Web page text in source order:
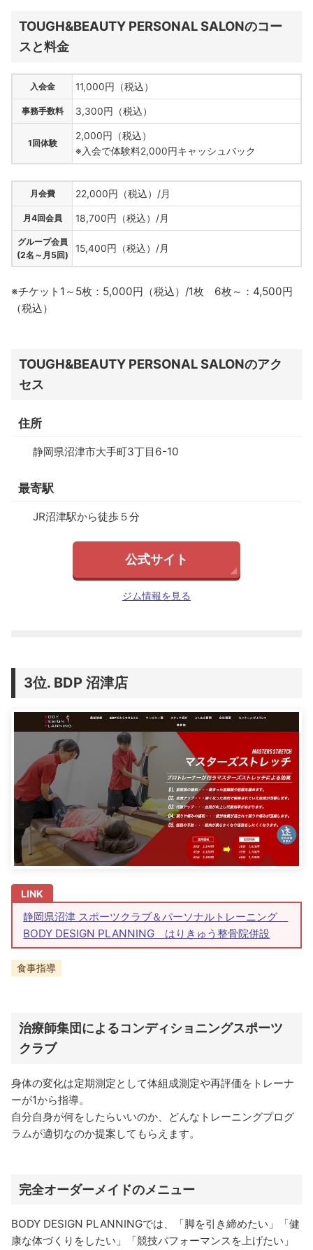
TOUGH&BEAUTY PERSONAL SALONのコー
スと料金
入会金 11,000円（税込）
事務手数料 3,300円（税込）
1回体験
2,000円（税込）
※入会で体験料2,000円キャッシュバック
月会費 22,000円（税込）/月
月4回会員 18,700円（税込）/月
グループ会員
(2名～月5回)
15,400円（税込）/月
※チケット1～5枚：5,000円（税込）/1枚 6枚～：4,500円
（税込）
TOUGH&BEAUTY PERSONAL SALONのアク
セス
住所
静岡県沼津市大手町3丁目6-10
最寄駅
JR沼津駅から徒歩５分
公式サイト
ジム情報を見る
BDP 沼津店
静岡県沼津 スポーツクラブ＆パーソナルトレーニング
BODY DESIGN PLANNING はりきゅう整骨院併設
食事指導
治療師集団によるコンディショニングスポーツ
クラブ
身体の変化は定期測定として体組成測定や再評価をトレーナ
ーが1から指導。
自分自身が何をしたらいいのか、どんなトレーニングプログ
ラムが適切なのか提案してもらえます。
完全オーダーメイドのメニュー
BODY DESIGN PLANNINGでは、「脚を引き締めたい」「健
康な体づくりをしたい」「競技パフォーマンスを上げたい」